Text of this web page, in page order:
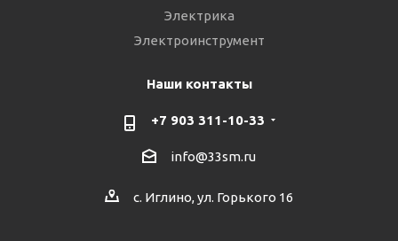
Электрика
Электроинструмент
Наши контакты
+7 903 311-10-33
info@33sm.ru
с. Иглино, ул. Горького 16